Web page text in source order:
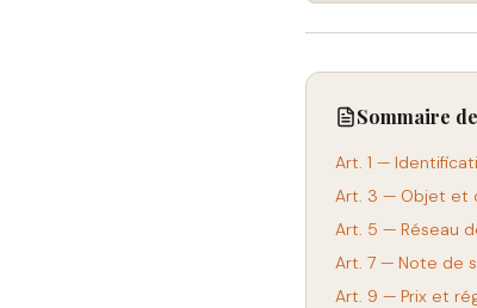
Sommaire
Art. 1 —
Art. 3 — Objet et
Art. 5 — Réseau
Art. 7 — Note de
Art. 9 — Prix et